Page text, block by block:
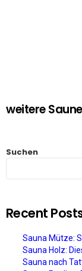
weitere
Suchen
Recent
Sauna Mütze:
Sauna Holz:
Sauna nach